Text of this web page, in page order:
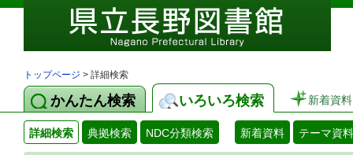
トップページ > 詳細検索
かんたん検索 いろいろ検索 新着資料
詳細検索 典拠検索 NDC分類検索 新着資料 テーマ資料